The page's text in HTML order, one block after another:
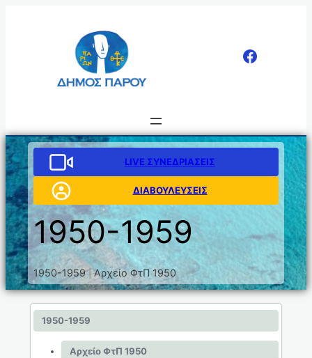
LIVE ΣΥΝΕΔΡΙΑΣΕΙΣ
ΔΙΑΒΟΥΛΕΥΣΕΙΣ
1950-1959
1950-1959|Αρχείο ΦτΠ 1950
1950-1959
Αρχείο ΦτΠ 1950